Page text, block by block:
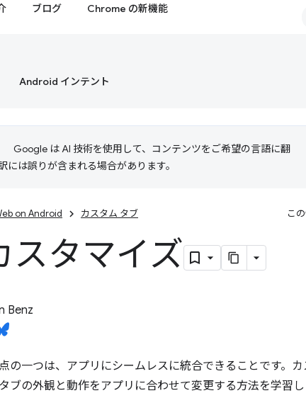
ブログ Chrome の新機能
Android インテント
Google は AI 技術を使用して、コンテンツをご希望の言語に翻
には誤りが含まれる場合があります。
on Android カスタム タブ こ
スタマイズ
Benz
の一つは、アプリにシームレスに統合できることです。
ブの外観と動作をアプリに合わせて変更する方法を学習